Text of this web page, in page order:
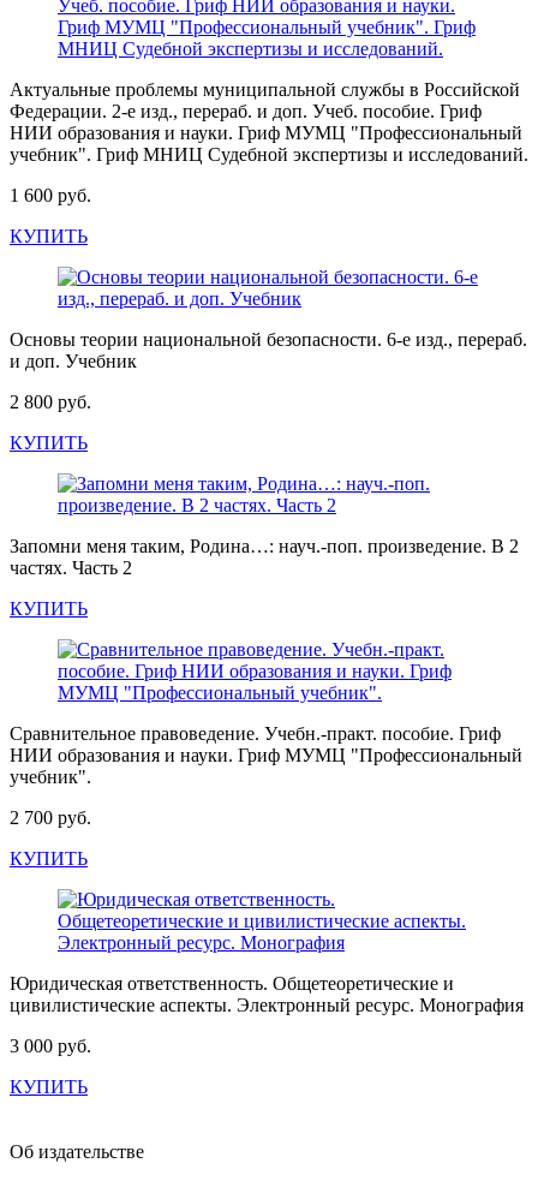
Актуальные проблемы муниципальной службы в Российской
Федерации. 2-е изд., перераб. и доп. Учеб. пособие. Гриф
НИИ образования и науки. Гриф МУМЦ "Профессиональный
учебник". Гриф МНИЦ Судебной экспертизы и исследований.
1 600 руб.
КУПИТЬ
Основы теории национальной безопасности. 6-е изд., перераб.
и доп. Учебник
2 800 руб.
КУПИТЬ
Запомни меня таким, Родина…: науч.-поп. произведение. В 2
частях. Часть 2
КУПИТЬ
Сравнительное правоведение. Учебн.-практ. пособие. Гриф
НИИ образования и науки. Гриф МУМЦ "Профессиональный
учебник".
2 700 руб.
КУПИТЬ
Юридическая ответственность. Общетеоретические и
цивилистические аспекты. Электронный ресурс. Монография
3 000 руб.
КУПИТЬ
Об издательстве